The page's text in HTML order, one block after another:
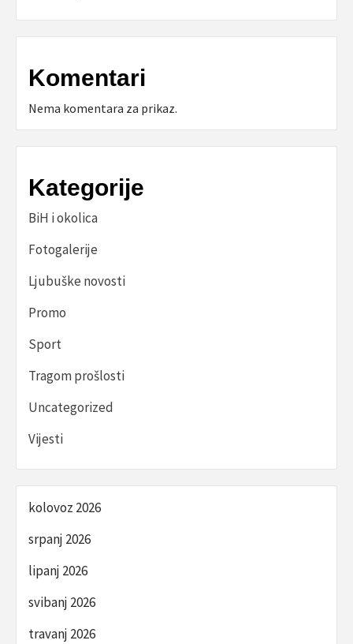
Komentari
Nema komentara za prikaz.
Kategorije
BiH i okolica
Fotogalerije
Ljubuške novosti
Promo
Sport
Tragom prošlosti
Uncategorized
Vijesti
kolovoz 2026
srpanj 2026
lipanj 2026
svibanj 2026
travanj 2026